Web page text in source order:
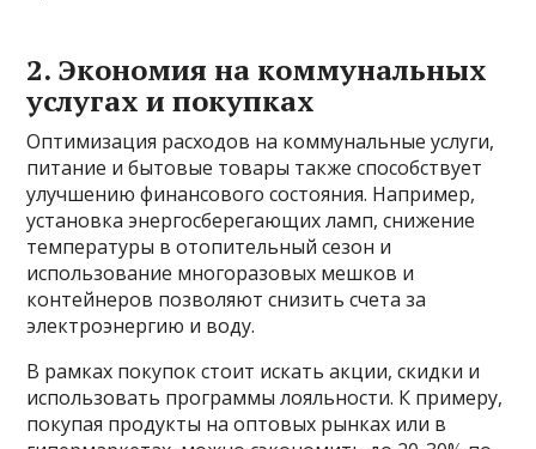
2. Экономия на коммунальных
услугах и покупках
Оптимизация расходов на коммунальные услуги,
питание и бытовые товары также способствует
улучшению финансового состояния. Например,
установка энергосберегающих ламп, снижение
температуры в отопительный сезон и
использование многоразовых мешков и
контейнеров позволяют снизить счета за
электроэнергию и воду.
В рамках покупок стоит искать акции, скидки и
использовать программы лояльности. К примеру,
покупая продукты на оптовых рынках или в